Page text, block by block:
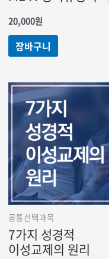
20,000원
장바구니
공통선택과목
7가지 성경적
이성교제의 원리